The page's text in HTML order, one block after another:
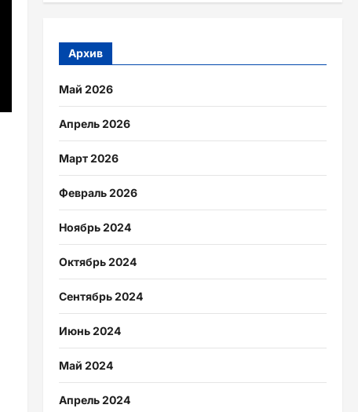
Архив
Май 2026
Апрель 2026
Март 2026
Февраль 2026
Ноябрь 2024
Октябрь 2024
Сентябрь 2024
Июнь 2024
Май 2024
Апрель 2024